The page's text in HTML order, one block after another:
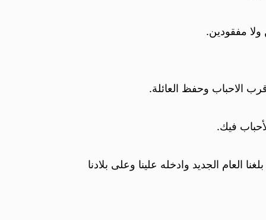
مفقودين.
الاحباب وحفظ العائلة.
فيك.
العام الجديد وادخله علينا وعلى بلادنا